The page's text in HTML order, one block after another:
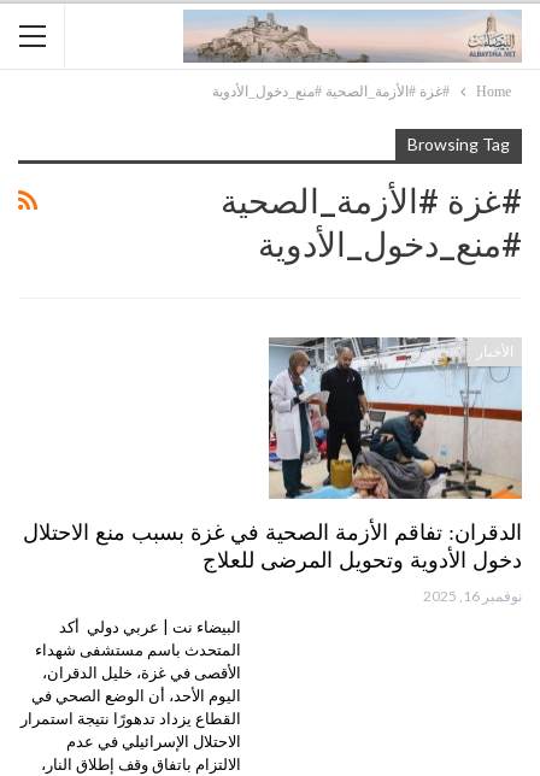
Home #غزة #الأزمة_الصحية #منع_دخول_الأدوية
Browsing Tag
#غزة #الأزمة_الصحية
#منع_دخول_الأدوية
الأخبار
الدقران: تفاقم الأزمة الصحية في غزة بسبب منع الاحتلال
دخول الأدوية وتحويل المرضى للعلاج
نوفمبر 16, 2025
البيضاء نت | عربي دولي أكد
المتحدث باسم مستشفى شهداء
الأقصى في غزة، خليل الدقران،
اليوم الأحد، أن الوضع الصحي في
القطاع يزداد تدهورًا نتيجة استمرار
الاحتلال الإسرائيلي في عدم
الالتزام باتفاق وقف إطلاق النار،